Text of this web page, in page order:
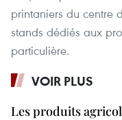
printaniers du centre
stands dédiés aux
particulière.
VOIR PLUS
Les produits